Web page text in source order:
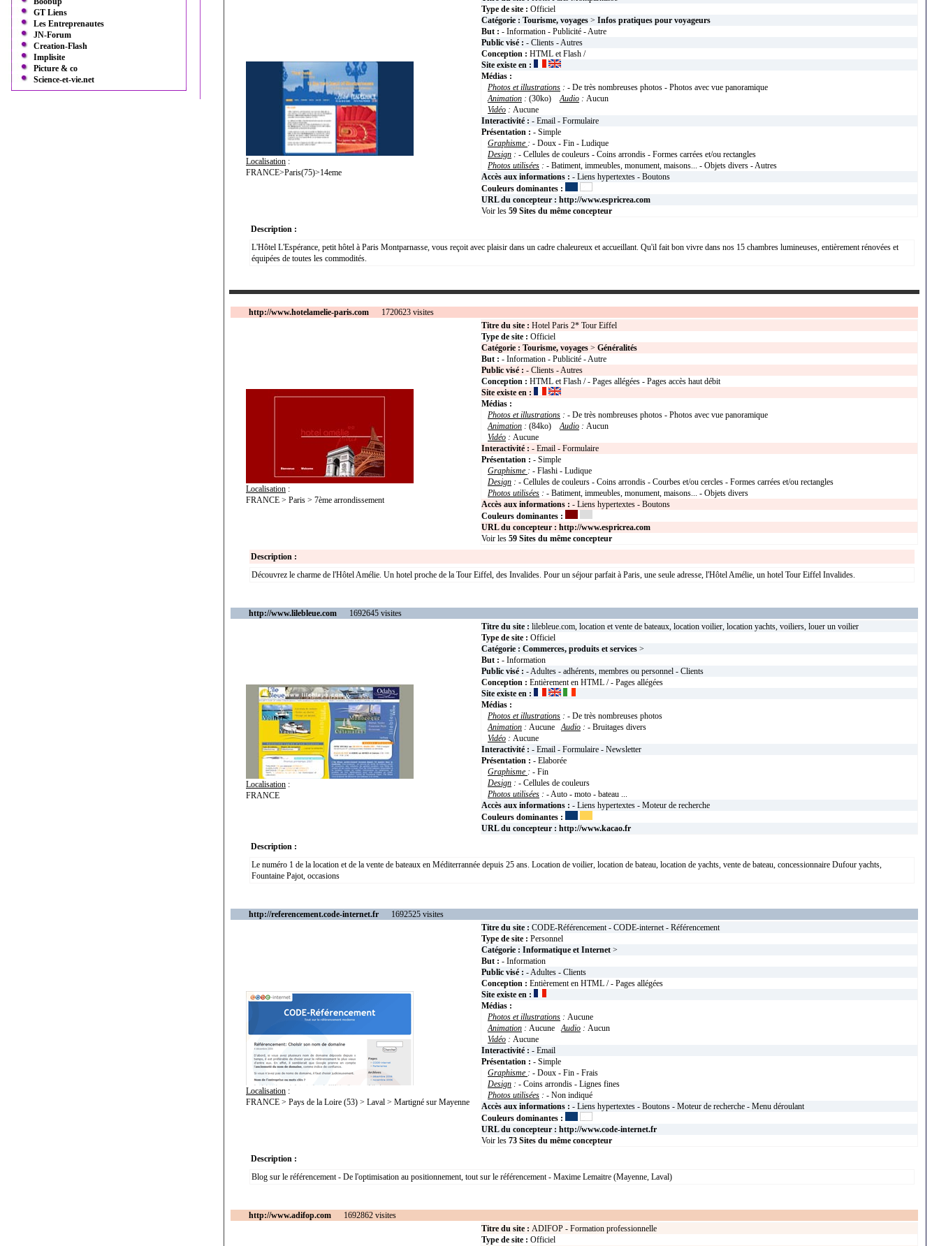
GT Liens
Les Entreprenautes
JN-Forum
Creation-Flash
Implisite
Picture & co
Science-et-vie.net
Localisation :
FRANCE>Paris(75)>14eme
Type de site : Officiel
Catégorie : Tourisme, voyages > Infos pratiques pour voyageurs
But : - Information - Publicité - Autre
Public visé : - Clients - Autres
Conception : HTML et Flash /
Site existe en :
Médias :
Photos et illustrations : - De très nombreuses photos - Photos avec vue panoramique
Animation : (30ko)Audio : Aucun
Vidéo : Aucune
Interactivité : - Email - Formulaire
Présentation : - Simple
Graphisme : - Doux - Fin - Ludique
Design : - Cellules de couleurs - Coins arrondis - Formes carrées et/ou rectangles
Photos utilisées : - Batiment, immeubles, monument, maisons... - Objets divers - Autres
Accès aux informations : - Liens hypertextes - Boutons
Couleurs dominantes :
URL du concepteur : http://www.espricrea.com
Voir les 59 Sites du même concepteur
Description :
L'Hôtel L'Espérance, petit hôtel à Paris Montparnasse, vous reçoit avec plaisir dans un cadre chaleureux et accueillant. Qu'il fait bon vivre dans nos 15 chambres lumineuses, entièrement rénovées et
équipées de toutes les commodités.
http://www.hotelamelie-paris.com 1720623 visites
Localisation :
FRANCE > Paris > 7ème arrondissement
Titre du site : Hotel Paris 2* Tour Eiffel
Type de site : Officiel
Catégorie : Tourisme, voyages > Généralités
But : - Information - Publicité - Autre
Public visé : - Clients - Autres
Conception : HTML et Flash / - Pages allégées - Pages accès haut débit
Site existe en :
Médias :
Photos et illustrations : - De très nombreuses photos - Photos avec vue panoramique
Animation : (84ko)Audio : Aucun
Vidéo : Aucune
Interactivité : - Email - Formulaire
Présentation : - Simple
Graphisme : - Flashi - Ludique
Design : - Cellules de couleurs - Coins arrondis - Courbes et/ou cercles - Formes carrées et/ou rectangles
Photos utilisées : - Batiment, immeubles, monument, maisons... - Objets divers
Accès aux informations : - Liens hypertextes - Boutons
Couleurs dominantes :
URL du concepteur : http://www.espricrea.com
Voir les 59 Sites du même concepteur
Description :
Découvrez le charme de l'Hôtel Amélie. Un hotel proche de la Tour Eiffel, des Invalides. Pour un séjour parfait à Paris, une seule adresse, l'Hôtel Amélie, un hotel Tour Eiffel Invalides.
http://www.lilebleue.com 1692645 visites
Localisation :
FRANCE
Titre du site : lilebleue.com, location et vente de bateaux, location voilier, location yachts, voiliers, louer un voilier
Type de site : Officiel
Catégorie : Commerces, produits et services >
But : - Information
Public visé : - Adultes - adhérents, membres ou personnel - Clients
Conception : Entièrement en HTML / - Pages allégées
Site existe en :
Médias :
Photos et illustrations : - De très nombreuses photos
Animation : AucuneAudio : - Bruitages divers
Vidéo : Aucune
Interactivité : - Email - Formulaire - Newsletter
Présentation : - Elaborée
Graphisme : - Fin
Design : - Cellules de couleurs
Photos utilisées : - Auto - moto - bateau ...
Accès aux informations : - Liens hypertextes - Moteur de recherche
Couleurs dominantes :
URL du concepteur : http://www.kacao.fr
Description :
Le numéro 1 de la location et de la vente de bateaux en Méditerrannée depuis 25 ans. Location de voilier, location de bateau, location de yachts, vente de bateau, concessionnaire Dufour yachts,
Fountaine Pajot, occasions
http://referencement.code-internet.fr 1692525 visites
Localisation :
FRANCE > Pays de la Loire (53) > Laval > Martigné sur Mayenne
Titre du site : CODE-Référencement - CODE-internet - Référencement
Type de site : Personnel
Catégorie : Informatique et Internet >
But : - Information
Public visé : - Adultes - Clients
Conception : Entièrement en HTML / - Pages allégées
Site existe en :
Médias :
Photos et illustrations : Aucune
Animation : AucuneAudio : Aucun
Vidéo : Aucune
Interactivité : - Email
Présentation : - Simple
Graphisme : - Doux - Fin - Frais
Design : - Coins arrondis - Lignes fines
Photos utilisées : - Non indiqué
Accès aux informations : - Liens hypertextes - Boutons - Moteur de recherche - Menu déroulant
Couleurs dominantes :
URL du concepteur : http://www.code-internet.fr
Voir les 73 Sites du même concepteur
Description :
Blog sur le référencement - De l'optimisation au positionnement, tout sur le référencement - Maxime Lemaitre (Mayenne, Laval)
http://www.adifop.com 1692862 visites
Titre du site : ADIFOP - Formation professionnelle
Type de site : Officiel